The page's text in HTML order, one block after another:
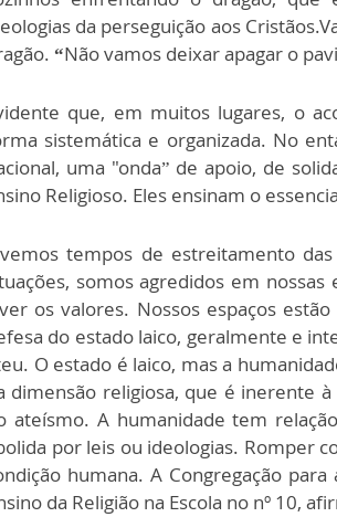
da perseguição aos
“Não vamos deixar apagar o
que, em muitos lugares, o
sistemática e organizada. No
uma "onda” de apoio, de
Religioso. Eles ensinam o
tempos de estreitamento
somos agredidos em
os valores. Nossos espaços
do estado laico, geralmente e
O estado é laico, mas a
dimensão religiosa, que é inerente
ateísmo. A humanidade tem
por leis ou ideologias. Romper
humana. A Congregação
da Religião na Escola no nº 10,